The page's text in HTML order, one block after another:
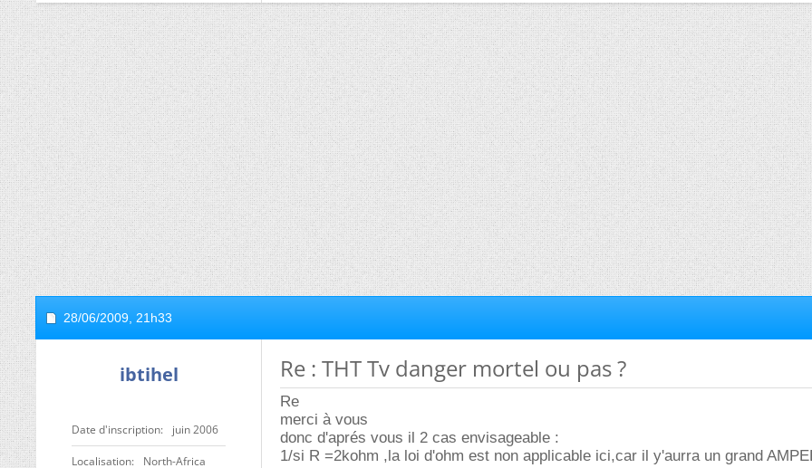
28/06/2009, 21h33
ibtihel
Date d'inscription juin 2006
Localisation North-Africa
Re : THT Tv danger mortel ou pas ?
Re
merci à vous
donc d'aprés vous il 2 cas envisageable :
1/si R =2kohm ,la loi d'ohm est non applicable ici,car il y'aurra un grand